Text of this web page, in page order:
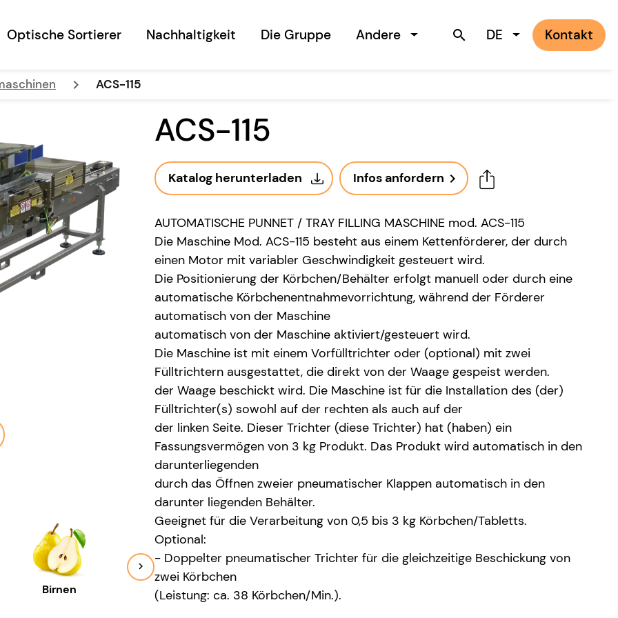
Optische Sortierer Nachhaltigkeit Die Gruppe Andere search DE Kontakt
keyboard_arrow_right ACS-115
Birnen Blaubeeren Gurken
ACS-115
Katalog herunterladen Infos anfordern navigate_next
AUTOMATISCHE PUNNET / TRAY FILLING MASCHINE mod. ACS-115
Die Maschine Mod. ACS-115 besteht aus einem Kettenförderer, der durch
einen Motor mit variabler Geschwindigkeit gesteuert wird.
Die Positionierung der Körbchen/Behälter erfolgt manuell oder durch eine
automatische Körbchenentnahmevorrichtung, während der Förderer
automatisch von der Maschine
automatisch von der Maschine aktiviert/gesteuert wird.
Die Maschine ist mit einem Vorfülltrichter oder (optional) mit zwei
Fülltrichtern ausgestattet, die direkt von der Waage gespeist werden.
der Waage beschickt wird. Die Maschine ist für die Installation des (der)
Fülltrichter(s) sowohl auf der rechten als auch auf der
der linken Seite. Dieser Trichter (diese Trichter) hat (haben) ein
Fassungsvermögen von 3 kg Produkt. Das Produkt wird automatisch in den
darunterliegenden
durch das Öffnen zweier pneumatischer Klappen automatisch in den
darunter liegenden Behälter.
Geeignet für die Verarbeitung von 0,5 bis 3 kg Körbchen/Tabletts.
Optional:
- Doppelter pneumatischer Trichter für die gleichzeitige Beschickung von
zwei Körbchen
(Leistung: ca. 38 Körbchen/Min.).